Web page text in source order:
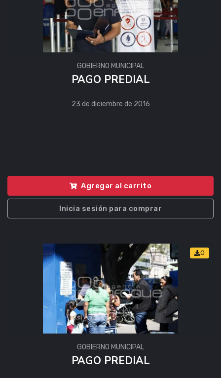
GOBIERNO MUNICIPAL
PAGO PREDIAL
23 de diciembre de 2016
Agregar al carrito
Inicia sesión para comprar
0
GOBIERNO MUNICIPAL
PAGO PREDIAL